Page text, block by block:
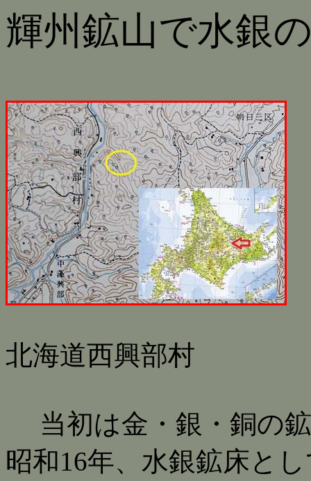
輝州鉱山で水銀
北海道西興部村
当初は金・銀・銅の
昭和16年、水銀鉱床と